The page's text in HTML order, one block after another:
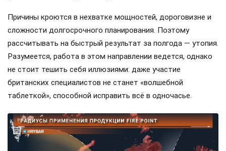
Причины кроются в нехватке мощностей, дороговизне и
сложности долгосрочного планирования. Поэтому
рассчитывать на быстрый результат за полгода — утопия.
Разумеется, работа в этом направлении ведется, однако
не стоит тешить себя иллюзиями: даже участие
британских специалистов не станет «волшебной
таблеткой», способной исправить всё в одночасье.